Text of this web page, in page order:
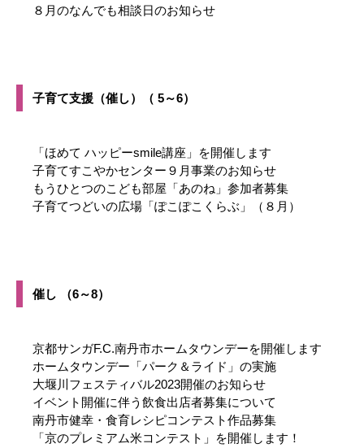
８月のなんでも相談日のお知らせ
子育て支援（催し）（ 5～6）
「ほめて ハッピーsmile講座」を開催します
子育てすこやかセンター９月事業のお知らせ
もうひとつのこども部屋「あのね」参加者募集
子育てつどいの広場「ぽこぽこくらぶ」（８月）
催し （6～8）
京都サンガF.C.南丹市ホームタウンデーを開催します
ホームタウンデー「パーク＆ライド」の実施
大堰川フェスティバル2023開催のお知らせ
イベント開催に伴う飲食出店者募集について
南丹市健幸・食育レシピコンテスト作品募集
「京のプレミアム米コンテスト」を開催します！